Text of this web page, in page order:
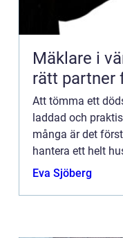
Mäklare i värnamo
rätt partner
Att tömma ett
laddad och
många är det
hantera ett helt
Eva Sjöberg